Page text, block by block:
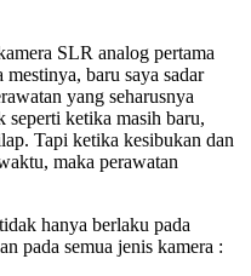
SLR analog pertama
mestinya, baru saya sadar
yang seharusnya
seperti ketika masih baru,
Tapi ketika kesibukan dan
maka perawatan
hanya berlaku pada
pada semua jenis kamera :